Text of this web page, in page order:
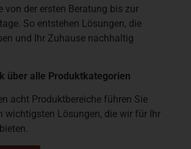
von der ersten Beratung bis zur
So entstehen Lösungen, die
und Ihr Zuhause nachhaltig
über alle Produktkategorien
acht Produktbereiche führen Sie
wichtigsten Lösungen, die wir für Ihr